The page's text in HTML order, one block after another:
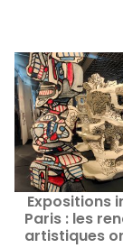
Expositions
Paris : les
artistiques